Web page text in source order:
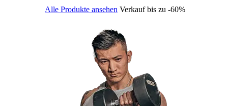
Alle Produkte ansehen Verkauf bis zu -60%